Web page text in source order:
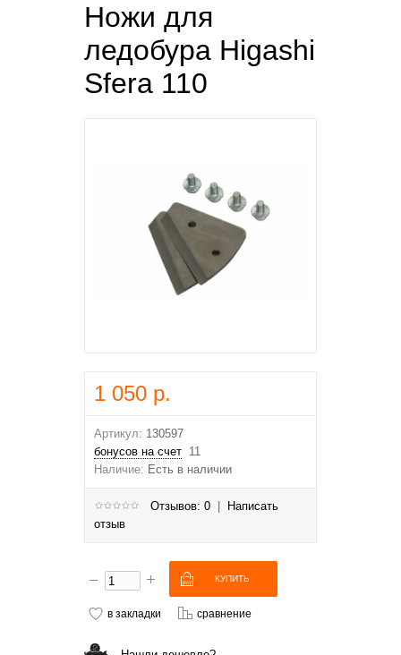
Ножи для
ледобура Higashi
Sfera 110
1 050 р.
Артикул: 130597
бонусов на счет 11
Наличие: Есть в наличии
Отзывов: 0
Написать
отзыв
в закладки сравнение